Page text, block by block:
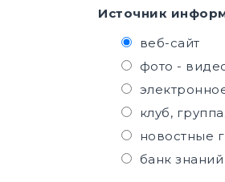
Источник
веб-сайт
фото -
клуб,
новостные
банк знаний